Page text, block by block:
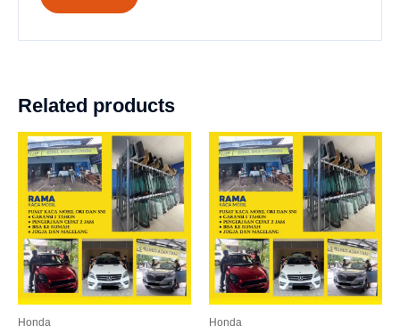
Related products
Honda Honda